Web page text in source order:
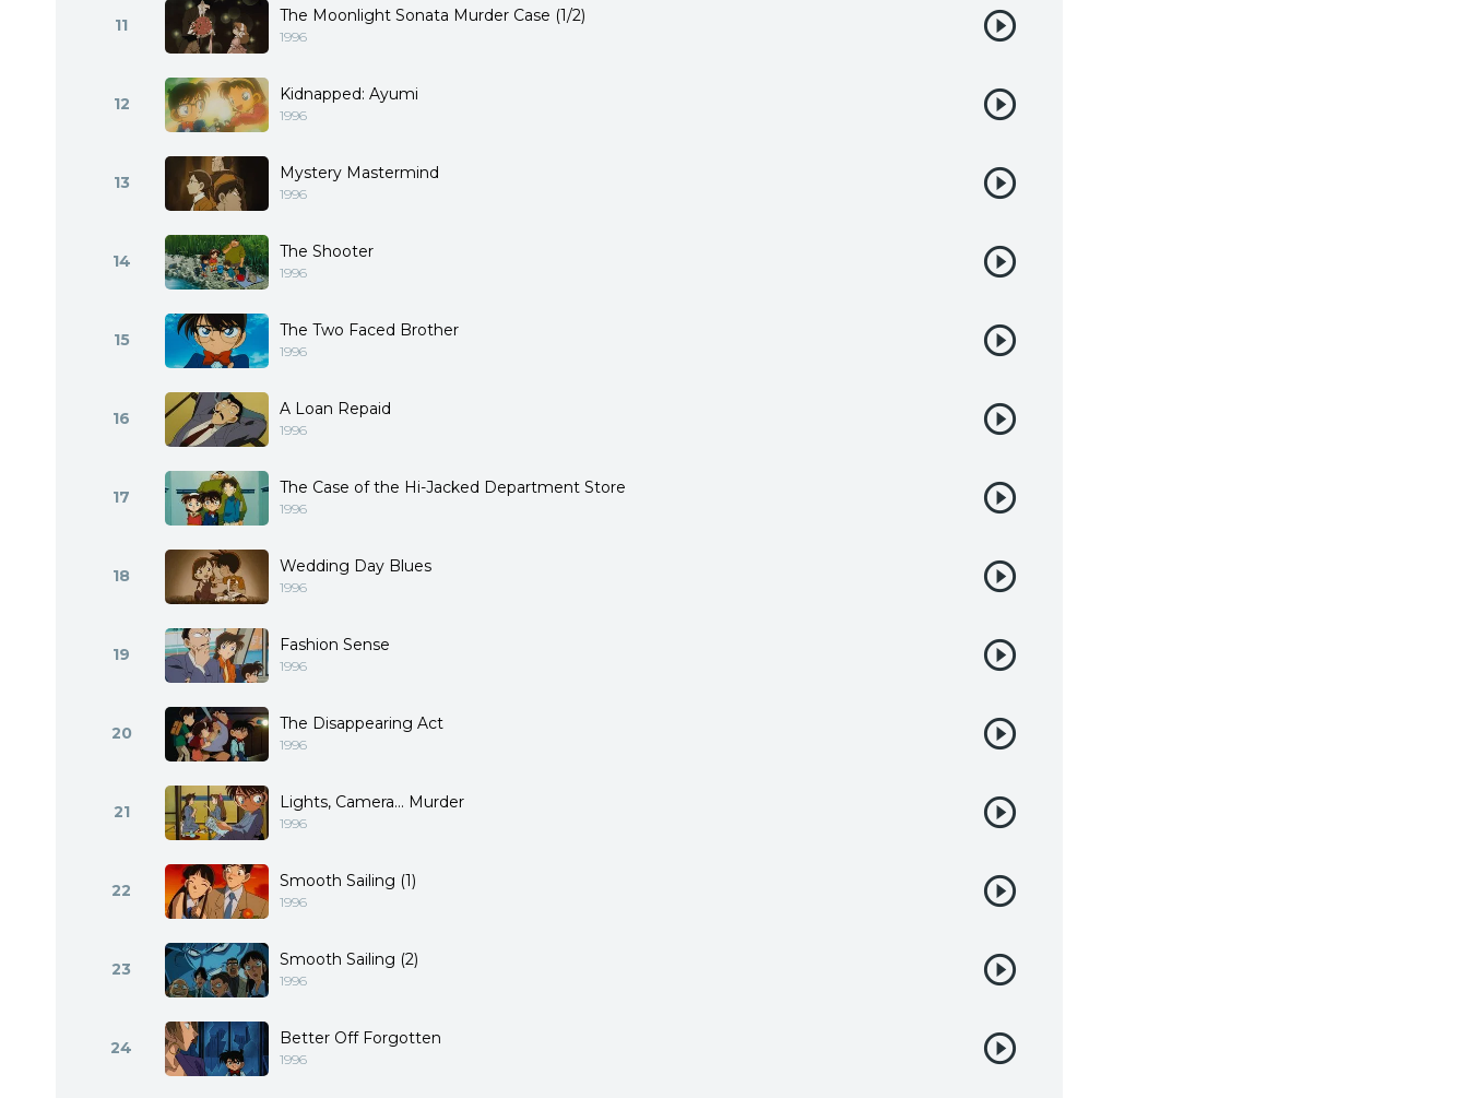
11 The Moonlight Sonata Murder Case (1/2)
1996
12 Kidnapped: Ayumi
1996
13 Mystery Mastermind
1996
14 The Shooter
1996
15 The Two Faced Brother
1996
16 A Loan Repaid
1996
17 The Case of the Hi-Jacked Department Store
1996
18 Wedding Day Blues
1996
19 Fashion Sense
1996
20 The Disappearing Act
1996
21 Lights, Camera... Murder
1996
22 Smooth Sailing (1)
1996
23 Smooth Sailing (2)
1996
24 Better Off Forgotten
1996